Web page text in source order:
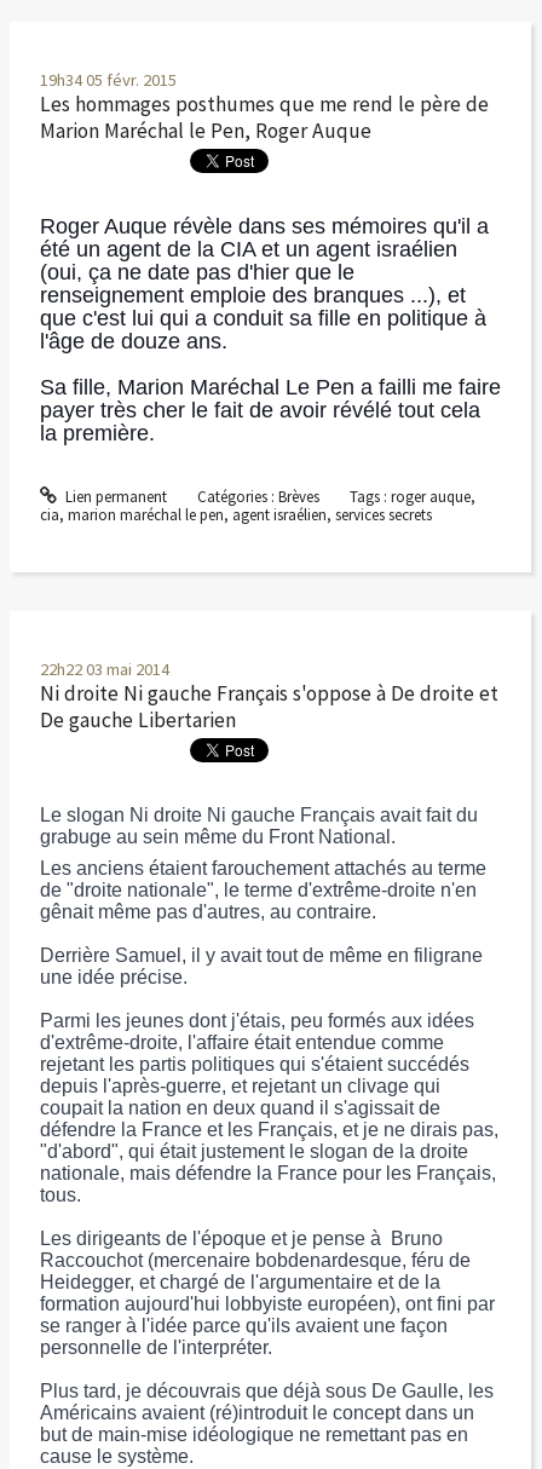
19h3405 févr. 2015
Les hommages posthumes que me rend le père de
Marion Maréchal le Pen, Roger Auque
Roger Auque révèle dans ses mémoires qu'il a
été un agent de la CIA et un agent israélien
(oui, ça ne date pas d'hier que le
renseignement emploie des branques ...), et
que c'est lui qui a conduit sa fille en politique à
l'âge de douze ans.
Sa fille, Marion Maréchal Le Pen a failli me faire
payer très cher le fait de avoir révélé tout cela
la première.
Lien permanent Catégories : Brèves Tags : roger auque,
cia, marion maréchal le pen, agent israélien, services secrets
22h2203 mai 2014
Ni droite Ni gauche Français s'oppose à De droite et
De gauche Libertarien
Le slogan Ni droite Ni gauche Français avait fait du
grabuge au sein même du Front National.
Les anciens étaient farouchement attachés au terme
de "droite nationale", le terme d'extrême-droite n'en
gênait même pas d'autres, au contraire.
Derrière Samuel, il y avait tout de même en filigrane
une idée précise.
Parmi les jeunes dont j'étais, peu formés aux idées
d'extrême-droite, l'affaire était entendue comme
rejetant les partis politiques qui s'étaient succédés
depuis l'après-guerre, et rejetant un clivage qui
coupait la nation en deux quand il s'agissait de
défendre la France et les Français, et je ne dirais pas,
"d'abord", qui était justement le slogan de la droite
nationale, mais défendre la France pour les Français,
tous.
Les dirigeants de l'époque et je pense à Bruno
Raccouchot (mercenaire bobdenardesque, féru de
Heidegger, et chargé de l'argumentaire et de la
formation aujourd'hui lobbyiste européen), ont fini par
se ranger à l'idée parce qu'ils avaient une façon
personnelle de l'interpréter.
Plus tard, je découvrais que déjà sous De Gaulle, les
Américains avaient (ré)introduit le concept dans un
but de main-mise idéologique ne remettant pas en
cause le système.